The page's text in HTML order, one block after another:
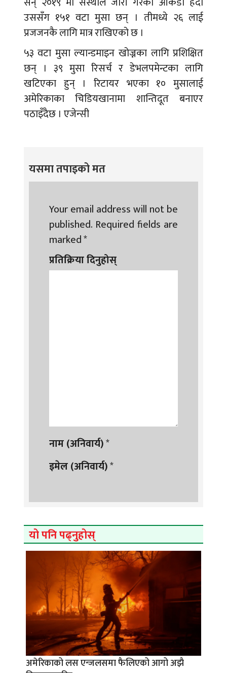
उससँग १५१ वटा मुसा छन् । तीमध्ये २६ लाई
प्रजजनकै लागि मात्र राखिएको छ ।
५३ वटा मुसा ल्यान्डमाइन खोज्नका लागि प्रशिक्षित
छन् । ३९ मुसा रिसर्च र डेभलपमेन्टका लागि
खटिएका हुन् । रिटायर भएका १० मुसालाई
अमेरिकाका चिडियखानामा शान्तिदूत बनाएर
पठाइँदैछ । एजेन्सी
यसमा तपाइको मत
Your email address will not be
published. Required fields are
marked*
प्रतिक्रिया दिनुहोस्
नाम (अनिवार्य)*
इमेल (अनिवार्य)*
यो पनि पढ्नुहोस्
अमेरिकाको लस एन्जलसमा फैलिएको आगो अझै